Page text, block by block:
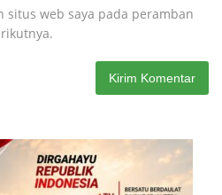
situs web saya pada peramban